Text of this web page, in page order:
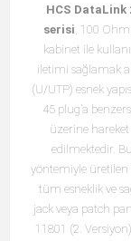
HCS DataLink
serisi, 100
kabinet ile
iletimi sağlamak
(U/UTP) esnek
45 plug’a
üzerine hareket
edilmektedir.
yöntemiyle üretilen
tüm esneklik ve
jack veya patch
11801 (2.